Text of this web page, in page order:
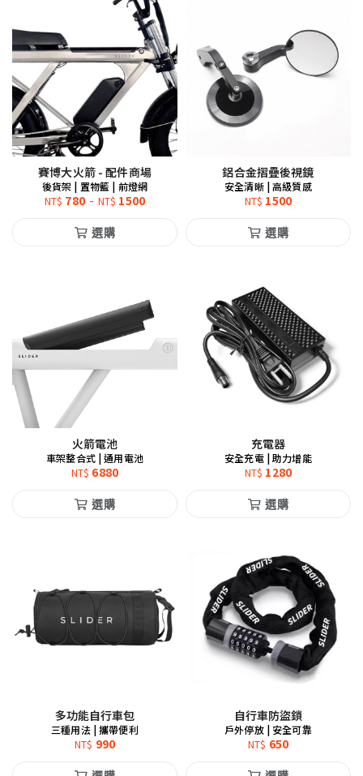
賽博大火箭 - 配件商場
後貨架 | 置物籃 | 前燈網
NT$ 780 - NT$ 1500
選購
鋁合金摺疊後視鏡
安全清晰 | 高級質感
NT$ 1500
選購
火箭電池
車架整合式 | 通用電池
NT$ 6880
選購
充電器
安全充電 | 助力增能
NT$ 1280
選購
多功能自行車包
三種用法 | 攜帶便利
NT$ 990
自行車防盜鎖
戶外停放 | 安全可靠
NT$ 650